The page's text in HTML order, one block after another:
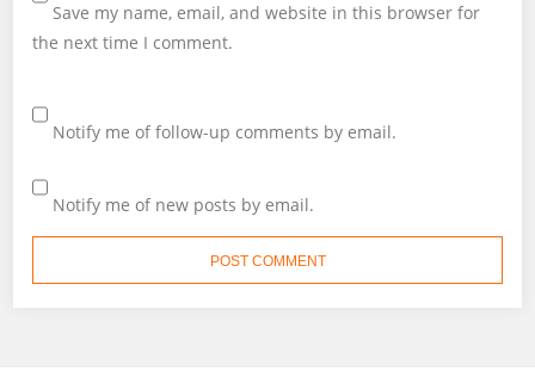
Save my name, email, and website in this browser for
the next time I comment.
Notify me of follow-up comments by email.
Notify me of new posts by email.